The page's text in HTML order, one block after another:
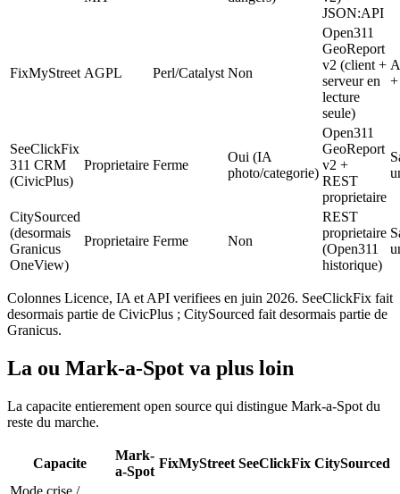
JSON:API
FixMyStreet AGPL Perl/Catalyst Non
Open311
GeoReport
v2 (client +
serveur en
lecture
seule)
SeeClickFix
311 CRM
(CivicPlus)
Proprietaire Ferme
Oui (IA
photo/categorie)
Open311
GeoReport
v2 +
REST
proprietaire
CitySourced
(desormais
Granicus
OneView)
Proprietaire Ferme Non
REST
proprietaire
(Open311
historique)
Colonnes Licence, IA et API verifiees en juin 2026. SeeClickFix fait
desormais partie de CivicPlus ; CitySourced fait desormais partie de
Granicus.
La ou Mark-a-Spot va plus loin
La capacite entierement open source qui distingue Mark-a-Spot du
reste du marche.
Capacite
Mark-
a-Spot
FixMyStreet SeeClickFix CitySourced
Mode crise /